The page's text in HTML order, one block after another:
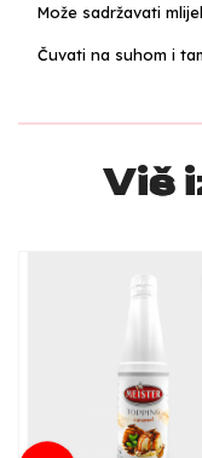
Može sadržavati
Čuvati na suhom i